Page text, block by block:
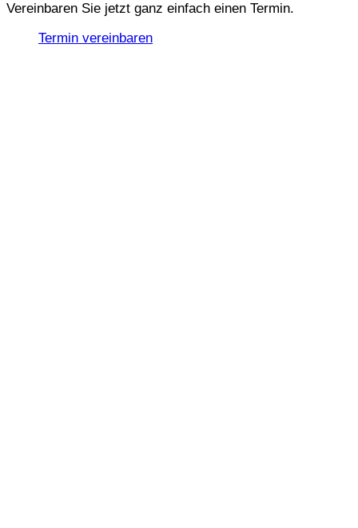
Vereinbaren Sie jetzt ganz einfach einen Termin.
Termin vereinbaren